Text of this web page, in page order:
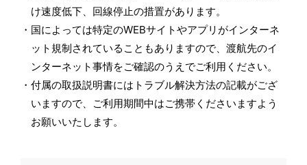
け速度低下、回線停止の措置があります。
国によっては特定のWEBサイトやアプリがインターネ
ット規制されていることもありますので、渡航先のイ
ンターネット事情をご確認のうえでご利用ください。
付属の取扱説明書にはトラブル解決方法の記載がござ
いますので、ご利用期間中はご携帯くださいますよう
お願いいたします。